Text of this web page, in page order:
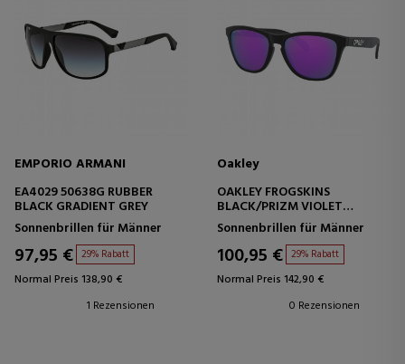
EMPORIO ARMANI
EA4029 50638G RUBBER
BLACK GRADIENT GREY
Sonnenbrillen für Männer
97,95 € 29% Rabatt
Normal Preis 138,90 €
1 Rezensionen
Oakley
OAKLEY FROGSKINS
BLACK/PRIZM VIOLET
GLASSES
Sonnenbrillen für Männer
100,95 € 29% Rabatt
Normal Preis 142,90 €
0 Rezensionen